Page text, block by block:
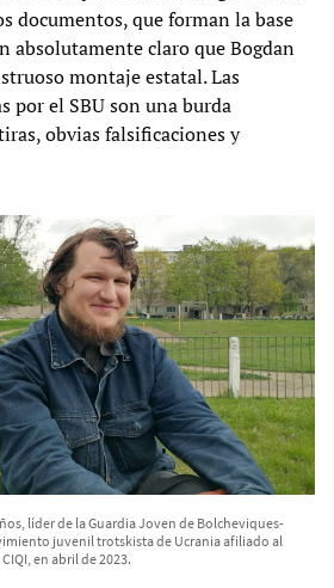
documentos, que forman la base
absolutamente claro que Bogdan
montaje estatal. Las
por el SBU son una burda
obvias falsificaciones y
líder de la Guardia Joven de Bolcheviques-
juvenil trotskista de Ucrania afiliado al
CIQI, en abril de 2023.